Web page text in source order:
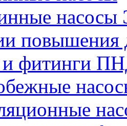
повышения
фитинги